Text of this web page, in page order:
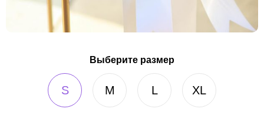
Выберите размер
S M L XL